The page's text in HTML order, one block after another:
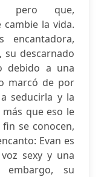
pero que,
la vida.
encantadora,
su descarnado
debido a una
marcó de por
seducirla y la
que eso le
se conocen,
Evan es
sexy y una
su